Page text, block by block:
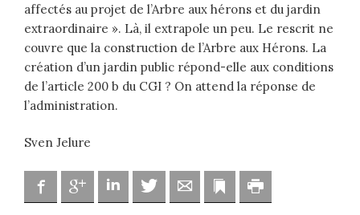
affectés au projet de l’Arbre aux hérons et du jardin
extraordinaire ». Là, il extrapole un peu. Le rescrit ne
couvre que la construction de l’Arbre aux Hérons. La
création d’un jardin public répond-elle aux conditions
de l’article 200 b du CGI ? On attend la réponse de
l’administration.
Sven Jelure
FacebookGoogle Linkedin Twitter Adresse mailMarque-page